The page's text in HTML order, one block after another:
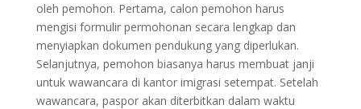
oleh pemohon. Pertama, calon pemohon harus
mengisi formulir permohonan secara lengkap dan
menyiapkan dokumen pendukung yang diperlukan.
Selanjutnya, pemohon biasanya harus membuat janji
untuk wawancara di kantor imigrasi setempat. Setelah
wawancara, paspor akan diterbitkan dalam waktu